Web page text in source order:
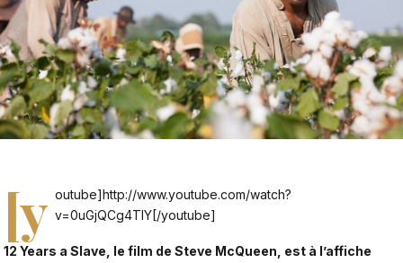
[y outube]http://www.youtube.com/watch?
v=0uGjQCg4TlY[/youtube]
12 Years a Slave, le film de Steve McQueen, est à l’affiche